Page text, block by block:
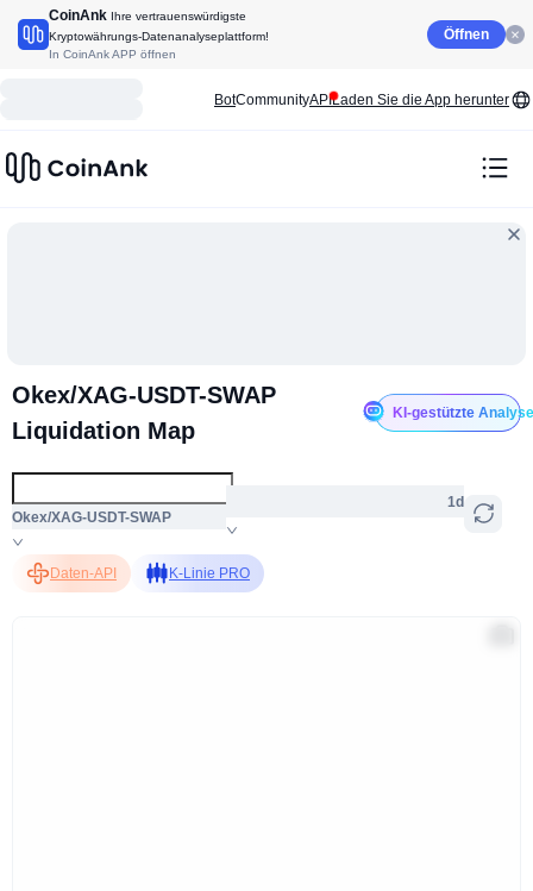
CoinAnk Ihre vertrauenswürdigste
Kryptowährungs-Datenanalyseplattform!
In CoinAnk APP öffnen
Öffnen
BotCommunityAPILaden Sie die App herunter
Okex/XAG-USDT-SWAP
Liquidation Map
KI-gestützte
Okex/XAG-USDT-SWAP
1d
Daten-API K-Linie PRO